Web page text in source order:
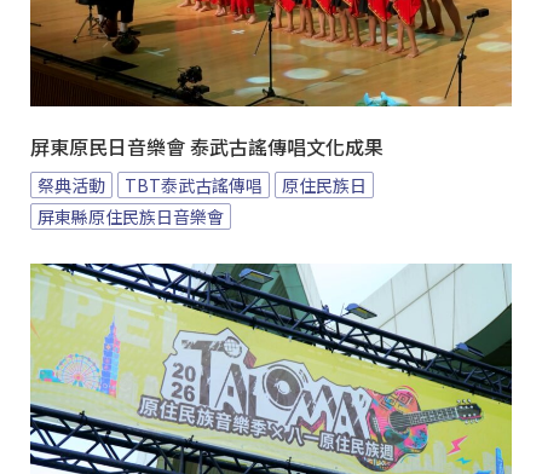
屏東原民日音樂會 泰武古謠傳唱文化成果
祭典活動 TBT泰武古謠傳唱
原住民族日
屏東縣原住民族日音樂會